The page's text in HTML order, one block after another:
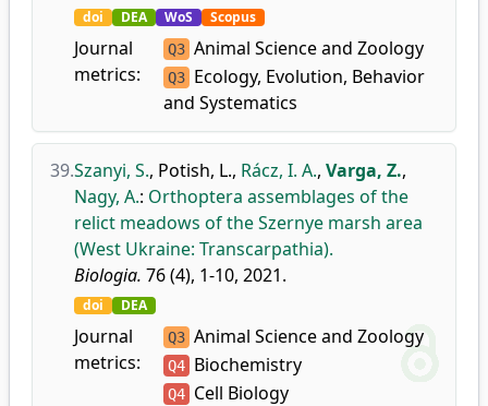
doi DEA WoS Scopus
Journal
metrics:
Q3 Animal Science and Zoology
Q3 Ecology, Evolution, Behavior
and Systematics
39.Szanyi, S., Potish, L., Rácz, I. A., Varga, Z.,
Nagy, A.: Orthoptera assemblages of the
relict meadows of the Szernye marsh area
(West Ukraine: Transcarpathia).
Biologia. 76 (4), 1-10, 2021.
doi DEA
Journal
metrics:
Q3 Animal Science and Zoology
Q4 Biochemistry
Q4 Cell Biology